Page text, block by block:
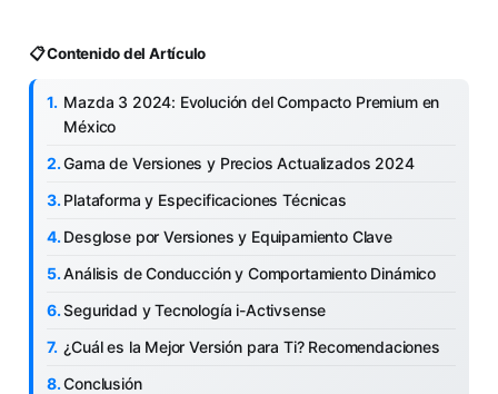
📋 Contenido del Artículo
Mazda 3 2024: Evolución del Compacto Premium en
México
Gama de Versiones y Precios Actualizados 2024
Plataforma y Especificaciones Técnicas
Desglose por Versiones y Equipamiento Clave
Análisis de Conducción y Comportamiento Dinámico
Seguridad y Tecnología i-Activsense
¿Cuál es la Mejor Versión para Ti? Recomendaciones
Conclusión